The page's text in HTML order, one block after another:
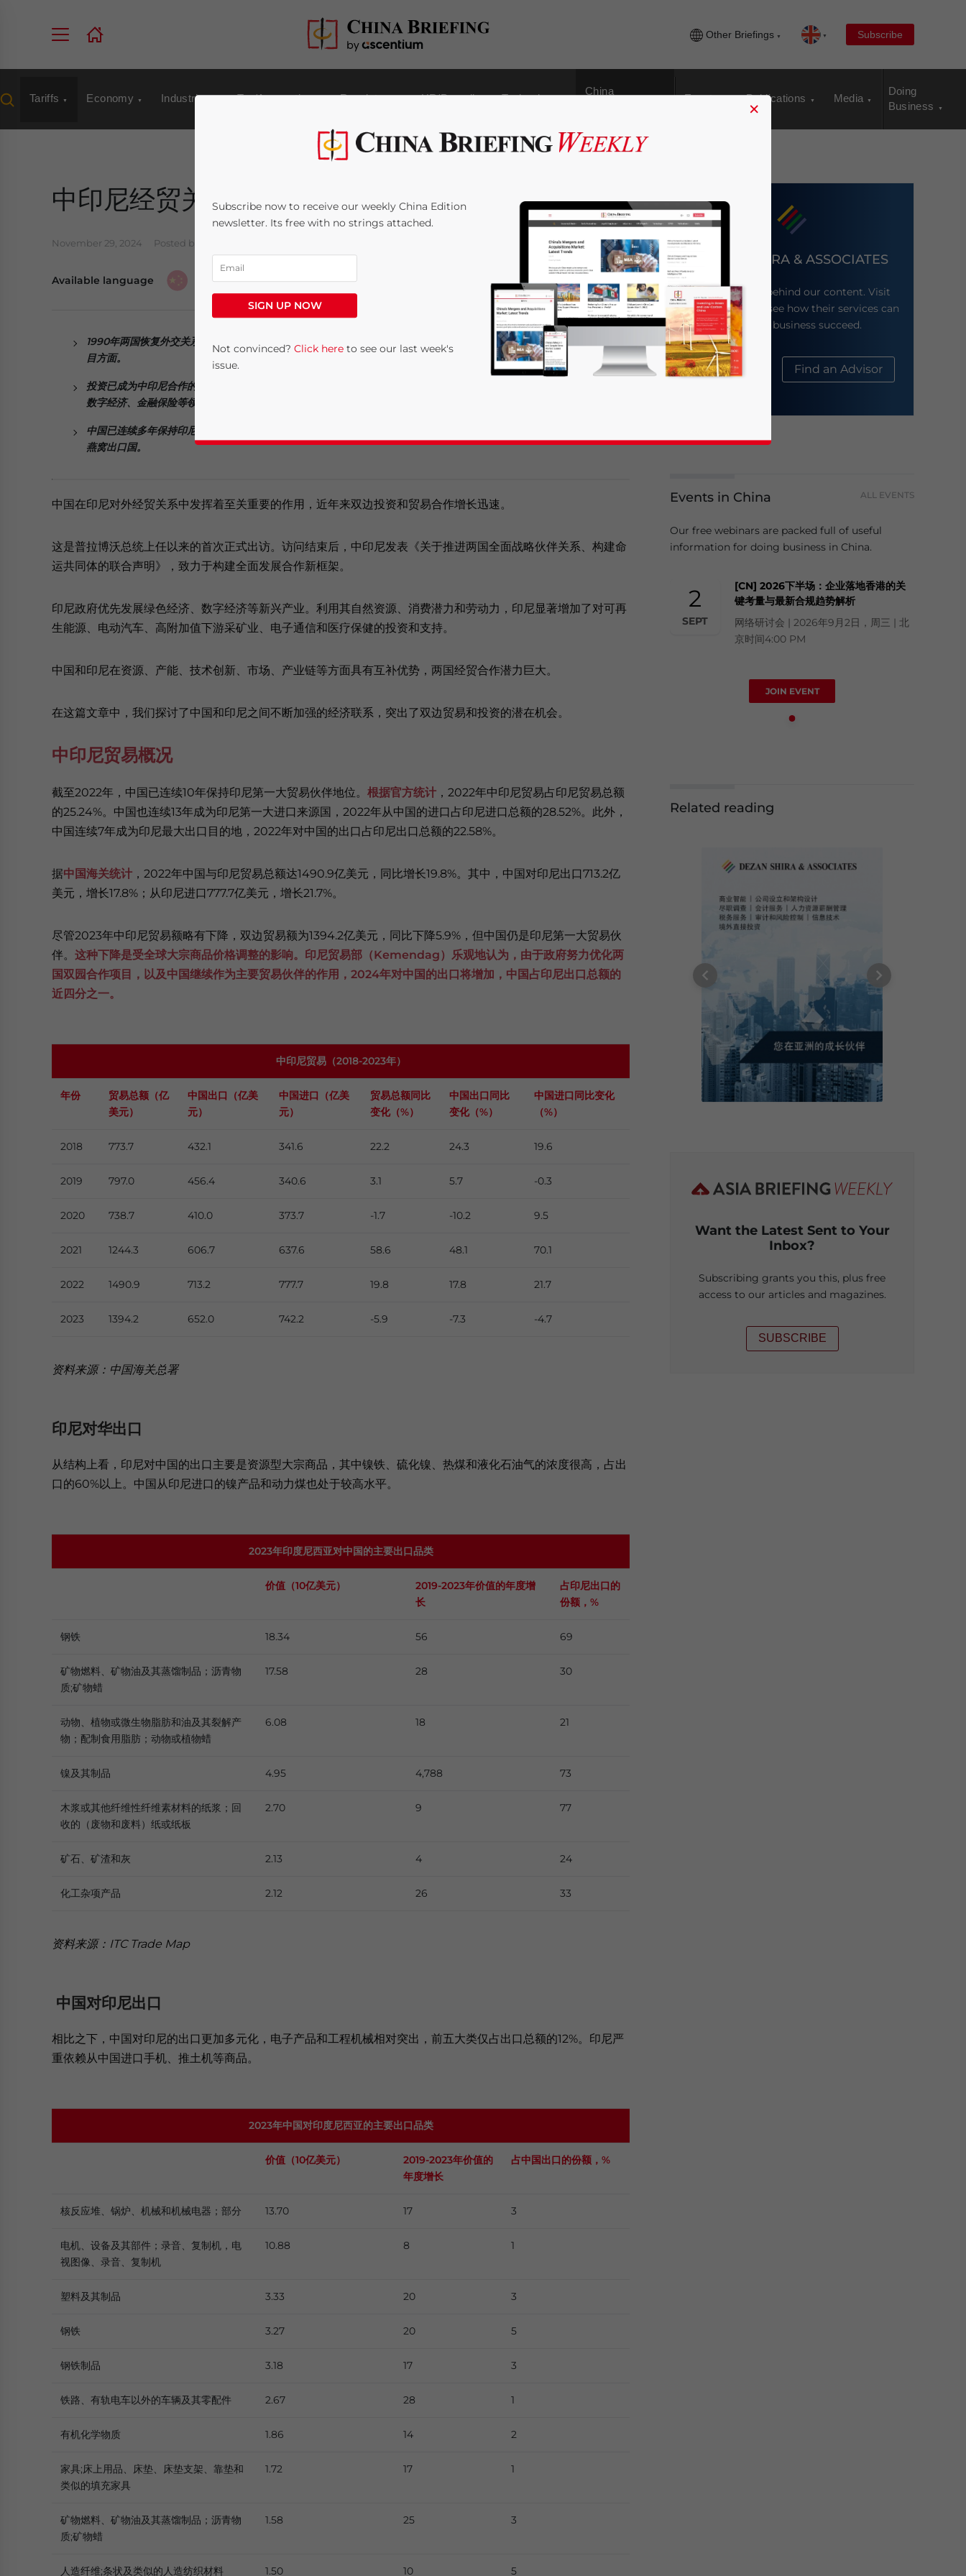
Other Briefings Subscribe
Tariffs Economy Industries Tax/Accounting Regulatory HR/Payroll Technology
China
Events Publications Media
Doing
Business
中印尼经贸关系更加紧密：贸易和投资机遇
November 29, 2024 Posted by minute
Available language
1990年两国恢复外交关系以来，两国经贸合作全面发展。近年来，两国经贸合作加速发展，特别是在贸易、投资和工程项
目方面。
投资已成为中印尼合作的最大亮点。中国企业在印尼投资领域广泛，涉及农业、矿业、电力、房地产、制造业、工业园区、
数字经济、金融保险等领域。
中国已连续多年保持印尼第一大贸易伙伴地位。目前，印尼对中国的出口主要是资源型商品。此外，印尼已成为中国最大的
燕窝出口国。
中国在印尼对外经贸关系中发挥着至关重要的作用，近年来双边投资和贸易合作增长迅速。
这是普拉博沃总统上任以来的首次正式出访。访问结束后，中印尼发表《关于推进两国全面战略伙伴关系、构建命
运共同体的联合声明》，致力于构建全面发展合作新框架。
印尼政府优先发展绿色经济、数字经济等新兴产业。利用其自然资源、消费潜力和劳动力，印尼显著增加了对可再
生能源、电动汽车、高附加值下游采矿业、电子通信和医疗保健的投资和支持。
中国和印尼在资源、产能、技术创新、市场、产业链等方面具有互补优势，两国经贸合作潜力巨大。
在这篇文章中，我们探讨了中国和印尼之间不断加强的经济联系，突出了双边贸易和投资的潜在机会。
中印尼贸易概况
截至2022年，中国已连续10年保持印尼第一大贸易伙伴地位。 根据官方统计 ，2022年中印尼贸易占印尼贸易总额
的25.24%。中国也连续13年成为印尼第一大进口来源国，2022年从中国的进口占印尼进口总额的28.52%。此外，
中国连续7年成为印尼最大出口目的地，2022年对中国的出口占印尼出口总额的22.58%。
据中国海关统计 ，2022年中国与印尼贸易总额达1490.9亿美元，同比增长19.8%。其中，中国对印尼出口713.2亿
美元，增长17.8%；从印尼进口777.7亿美元，增长21.7%。
尽管2023年中印尼贸易额略有下降，双边贸易额为1394.2亿美元，同比下降5.9%，但中国仍是印尼第一大贸易伙
伴。 这种下降是受全球大宗商品价格调整的影响。 印尼贸易部（Kemendag） 乐观地认为，由于政府努力优化两
国双园合作项目，以及中国继续作为主要贸易伙伴的作用，2024年对中国的出口将增加，中国占印尼出口总额的
近四分之一。
中印尼贸易（2018-2023年）
年份
贸易总额（亿
美元）
中国出口（亿美
元）
中国进口（亿美
元）
贸易总额同比
变化（%）
中国出口同比
变化（%）
中国进口同比变化
（%）
2018 773.7 432.1 341.6 22.2 24.3 19.6
2019 797.0 456.4 340.6 3.1 5.7 -0.3
2020 738.7 410.0 373.7 -1.7 -10.2 9.5
2021 1244.3 606.7 637.6 58.6 48.1 70.1
2022 1490.9 713.2 777.7 19.8 17.8 21.7
2023 1394.2 652.0 742.2 -5.9 -7.3 -4.7
资料来源：中国海关总署
印尼对华出口
从结构上看，印尼对中国的出口主要是资源型大宗商品，其中镍铁、硫化镍、热煤和液化石油气的浓度很高，占出
口的60%以上。中国从印尼进口的镍产品和动力煤也处于较高水平。
2023年印度尼西亚对中国的主要出口品类
价值（10亿美元）
2019-2023年价值的年度增
长
占印尼出口的
份额， %
钢铁 18.34 56 69
矿物燃料、矿物油及其蒸馏制品；沥青物
质;矿物蜡
17.58 28 30
动物、植物或微生物脂肪和油及其裂解产
物；配制食用脂肪；动物或植物蜡
6.08 18 21
镍及其制品 4.95 4,788 73
木浆或其他纤维性纤维素材料的纸浆；回
收的（废物和废料）纸或纸板
2.70 9 77
矿石、矿渣和灰 2.13 4 24
化工杂项产品 2.12 26 33
资料来源： ITC Trade Map
中国对印尼出口
相比之下，中国对印尼的出口更加多元化，电子产品和工程机械相对突出，前五大类仅占出口总额的12%。印尼严
重依赖从中国进口手机、推土机等商品。
2023年中国对印度尼西亚的主要出口品类
价值（10亿美元）
2019-2023年价值的
年度增长
占中国出口的份额， %
核反应堆、锅炉、机械和机械电器；部分 13.70 17 3
电机、设备及其部件；录音、复制机，电
视图像、录音、复制机
10.88 8 1
塑料及其制品 3.33 20 3
钢铁 3.27 20 5
钢铁制品 3.18 17 3
铁路、有轨电车以外的车辆及其零配件 2.67 28 1
有机化学物质 1.86 14 2
家具;床上用品、床垫、床垫支架、靠垫和
类似的填充家具
1.72 17 1
矿物燃料、矿物油及其蒸馏制品；沥青物
质;矿物蜡
1.58 25 3
人造纤维;条状及类似的人造纺织材料 1.50 10 5
DEZAN SHIRA & ASSOCIATES
Meet the firm behind our content. Visit
their website to see how their services can
help your business succeed.
About Us Find an Advisor
Events in China ALL EVENTS
Our free webinars are packed full of useful
information for doing business in China.
2
SEPT
[CN] 2026下半场：企业落地香港的关
键考量与最新合规趋势解析
网络研讨会 | 2026年9月2日，周三 | 北
京时间4:00 PM
JOIN EVENT
Related reading
Want the Latest Sent to Your
Inbox?
Subscribing grants you this, plus free
access to our articles and magazines.
SUBSCRIBE
×
Subscribe now to receive our weekly China Edition
newsletter. Its free with no strings attached.
SIGN UP NOW
Not convinced? Click here to see our last week's
issue.
Statement for this website. Please send me business news and updates for Asia!
- case sensitive